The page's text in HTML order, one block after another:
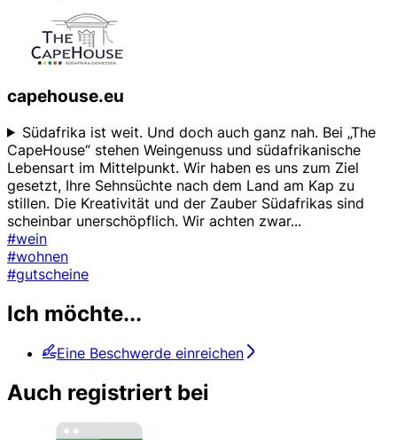
capehouse.eu
Südafrika ist weit. Und doch auch ganz nah. Bei „The
CapeHouse“ stehen Weingenuss und südafrikanische
Lebensart im Mittelpunkt. Wir haben es uns zum Ziel
gesetzt, Ihre Sehnsüchte nach dem Land am Kap zu
stillen. Die Kreativität und der Zauber Südafrikas sind
scheinbar unerschöpflich. Wir achten zwar...
#wein
#wohnen
#gutscheine
Ich möchte...
Eine Beschwerde einreichen
Auch registriert bei